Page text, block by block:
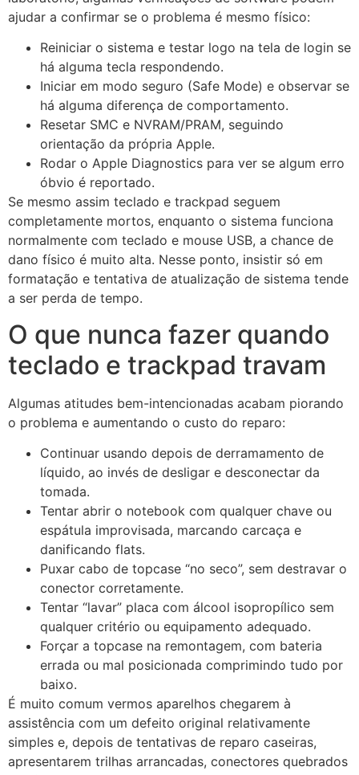
ajudar a confirmar se o problema é mesmo físico:
Reiniciar o sistema e testar logo na tela de login se
há alguma tecla respondendo.
Iniciar em modo seguro (Safe Mode) e observar se
há alguma diferença de comportamento.
Resetar SMC e NVRAM/PRAM, seguindo
orientação da própria Apple.
Rodar o Apple Diagnostics para ver se algum erro
óbvio é reportado.
Se mesmo assim teclado e trackpad seguem
completamente mortos, enquanto o sistema funciona
normalmente com teclado e mouse USB, a chance de
dano físico é muito alta. Nesse ponto, insistir só em
formatação e tentativa de atualização de sistema tende
a ser perda de tempo.
O que nunca fazer quando
teclado e trackpad travam
Algumas atitudes bem-intencionadas acabam piorando
o problema e aumentando o custo do reparo:
Continuar usando depois de derramamento de
líquido, ao invés de desligar e desconectar da
tomada.
Tentar abrir o notebook com qualquer chave ou
espátula improvisada, marcando carcaça e
danificando flats.
Puxar cabo de topcase “no seco”, sem destravar o
conector corretamente.
Tentar “lavar” placa com álcool isopropílico sem
qualquer critério ou equipamento adequado.
Forçar a topcase na remontagem, com bateria
errada ou mal posicionada comprimindo tudo por
baixo.
É muito comum vermos aparelhos chegarem à
assistência com um defeito original relativamente
simples e, depois de tentativas de reparo caseiras,
apresentarem trilhas arrancadas, conectores quebrados